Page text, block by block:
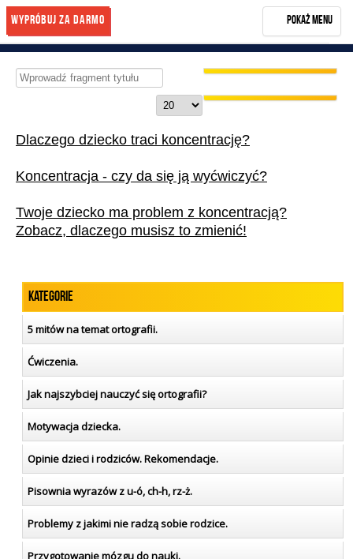
Pokaż menu
Wypróbuj za darmo
Start
KUP KURS
Rozwiń menu
Wprowadź
Pokaż
Dlaczego dziecko traci koncentrację?
Koncentracja - czy da się ją wyćwiczyć?
Twoje dziecko ma problem z koncentracją?
Zobacz, dlaczego musisz to zmienić!
Kategorie
5 mitów na temat ortografii.
Ćwiczenia.
Jak najszybciej nauczyć się ortografii?
Motywacja dziecka.
Opinie dzieci i rodziców. Rekomendacje.
Pisownia wyrazów z u-ó, ch-h, rz-ż.
Problemy z jakimi nie radzą sobie rodzice.
Przygotowanie mózgu do nauki.